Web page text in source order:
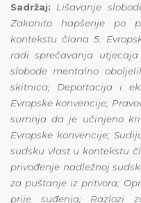
Sadržaj: Lišavanje
Zakonito hapšenje po
kontekstu člana 5.
radi sprečavanja
slobode mentalno
skitnica; Deportacija i
Evropske konvencije;
sumnja da je učinjeno
Evropske konvencije;
sudsku vlast u kontekstu
privođenje nadležnoj
za puštanje iz pritvora;
prije suđenja; Razlozi